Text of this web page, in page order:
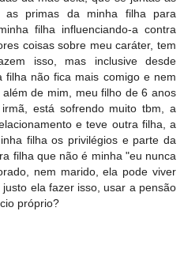
primas da minha filha para
filha influenciando-a contra
coisas sobre meu caráter, tem
isso, mas inclusive desde
filha não fica mais comigo e nem
de mim, meu filho de 6 anos
está sofrendo muito tbm, a
e teve outra filha, a
filha os privilégios e parte da
filha que não é minha "eu nunca
nem marido, ela pode viver
ela fazer isso, usar a pensão
próprio?